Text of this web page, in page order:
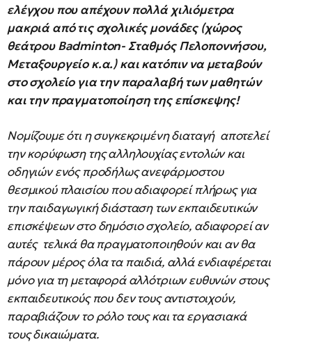
ελέγχου που απέχουν πολλά χιλιόμετρα
μακριά από τις σχολικές μονάδες (χώρος
θεάτρου Βadminton- Σταθμός Πελοποννήσου,
Μεταξουργείο κ.α.) και κατόπιν να μεταβούν
στο σχολείο για την παραλαβή των μαθητών
και την πραγματοποίηση της επίσκεψης!
Νομίζουμε ότι η συγκεκριμένη διαταγή αποτελεί
την κορύφωση της αλληλουχίας εντολών και
οδηγιών ενός προδήλως ανεφάρμοστου
θεσμικού πλαισίου που αδιαφορεί πλήρως για
την παιδαγωγική διάσταση των εκπαιδευτικών
επισκέψεων στο δημόσιο σχολείο, αδιαφορεί αν
αυτές τελικά θα πραγματοποιηθούν και αν θα
πάρουν μέρος όλα τα παιδιά, αλλά ενδιαφέρεται
μόνο για τη μεταφορά αλλότριων ευθυνών στους
εκπαιδευτικούς που δεν τους αντιστοιχούν,
παραβιάζουν το ρόλο τους και τα εργασιακά
τους δικαιώματα.